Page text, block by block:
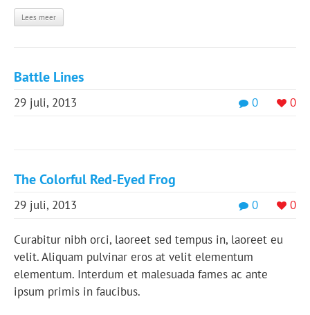
Lees meer
Battle Lines
0 0
29 juli, 2013
The Colorful Red-Eyed Frog
0 0
29 juli, 2013
Curabitur nibh orci, laoreet sed tempus in, laoreet eu
velit. Aliquam pulvinar eros at velit elementum
elementum. Interdum et malesuada fames ac ante
ipsum primis in faucibus.